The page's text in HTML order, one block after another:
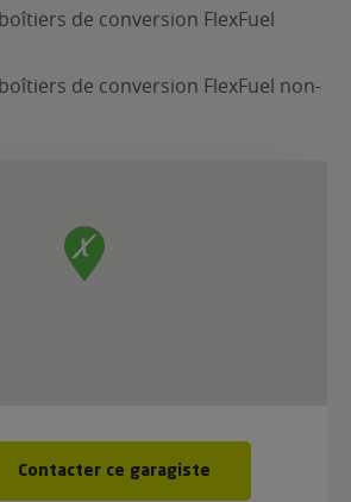
de conversion FlexFuel
de conversion FlexFuel non-
Contacter ce garagiste